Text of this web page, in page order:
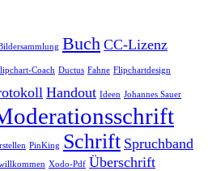
Buch CC-Lizenz
Coach Ductus Fahne Flipchartdesign
Handout Ideen Johannes Sauer
PinKing Schrift Spruchband
Xodo-Pdf Überschrift